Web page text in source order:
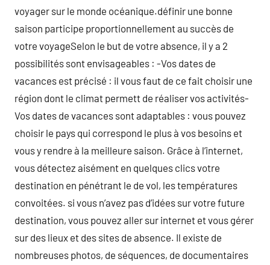
voyager sur le monde océanique.définir une bonne
saison participe proportionnellement au succès de
votre voyageSelon le but de votre absence, il y a 2
possibilités sont envisageables : -Vos dates de
vacances est précisé : il vous faut de ce fait choisir une
région dont le climat permett de réaliser vos activités-
Vos dates de vacances sont adaptables : vous pouvez
choisir le pays qui correspond le plus à vos besoins et
vous y rendre à la meilleure saison. Grâce à l’internet,
vous détectez aisément en quelques clics votre
destination en pénétrant le de vol, les températures
convoitées. si vous n’avez pas d’idées sur votre future
destination, vous pouvez aller sur internet et vous gérer
sur des lieux et des sites de absence. Il existe de
nombreuses photos, de séquences, de documentaires